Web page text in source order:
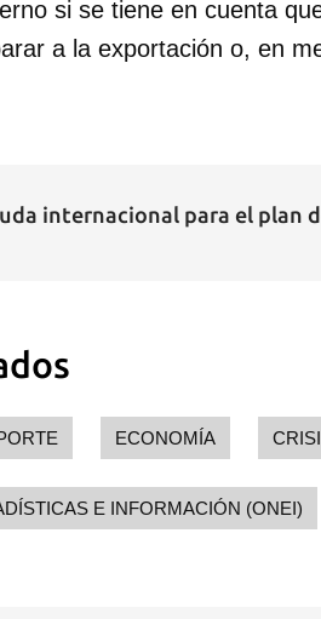
si se tiene en cuenta
a la exportación o, en
internacional para el plan
ECONOMÍA
E INFORMACIÓN (ONEI)